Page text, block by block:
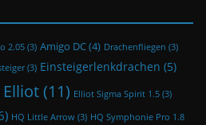
2.05 (3) Amigo DC(4) Drachenfliegen (3)
(3) Einsteigerlenkdrachen (5)
Elliot(11) Elliot Sigma Spirit 1.5 (3)
HQ Little Arrow (3) HQ Symphonie Pro 1.8